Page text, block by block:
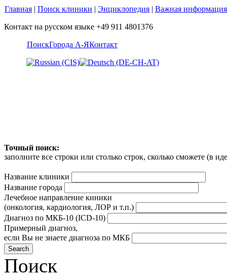
Главная | Поиск клиники | Энциклопедия | Важная информация
Контакт на русском языке +49 911 4801376
ПоискГорода А-ЯКонтакт
Точный поиск:
заполните все строки или столько строк, сколько сможете (в
Название клиники
Название города
Лечебное направление киники
(онкология, кардиология, ЛОР и т.п.)
Диагноз по МКБ-10 (ICD-10)
Примерный диагноз,
если Вы не знаете диагноза по МКБ
Поиск